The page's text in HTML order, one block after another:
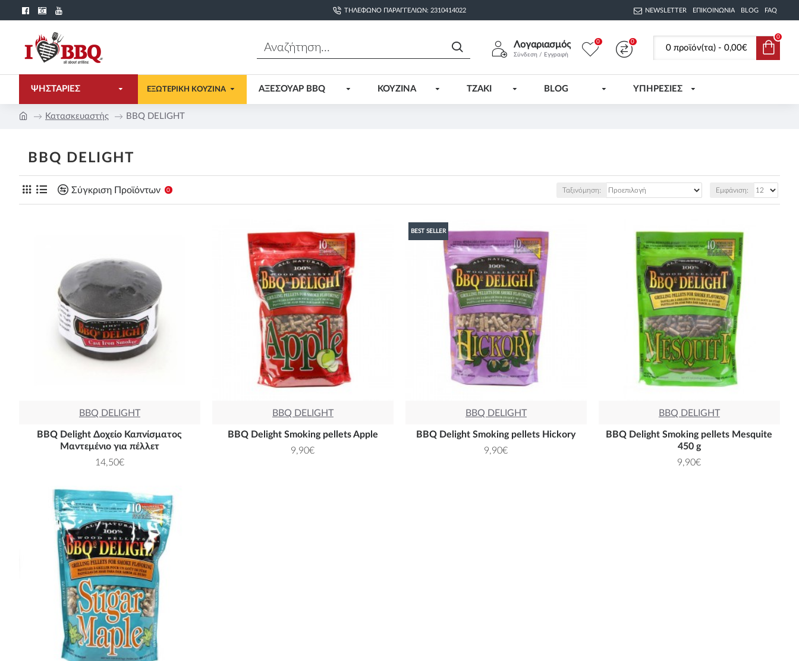
ΤΗΛΈΦΩΝΟ ΠΑΡΑΓΓΕΛΙΏΝ: 2310414022 NEWSLETTER ΕΠΙΚΟΙΝΩΝΊΑ BLOG FAQ
Λογαριασμός
Σύνδεση / Εγγραφή
0 0
0 προϊόν(τα) - 0,00€
0
ΨΗΣΤΑΡΙΕΣ ΕΞΩΤΕΡΙΚΗ ΚΟΥΖΙΝΑ ΑΞΕΣΟΥΑΡ BBQ ΚΟΥΖΙΝΑ ΤΖΑΚΙ BLOG ΥΠΗΡΕΣΙΕΣ
Κατασκευαστής BBQ DELIGHT
BBQ DELIGHT
Σύγκριση Προϊόντων 0 Ταξινόμηση: Εμφάνιση:
BBQ DELIGHT
BBQ Delight Δοχείο Καπνίσματος
Μαντεμένιο για πέλλετ
14,50€
BBQ DELIGHT
BBQ Delight Smoking pellets Apple
9,90€
BEST SELLER
BBQ DELIGHT
BBQ Delight Smoking pellets Hickory
9,90€
BBQ DELIGHT
BBQ Delight Smoking pellets Mesquite
450 g
9,90€